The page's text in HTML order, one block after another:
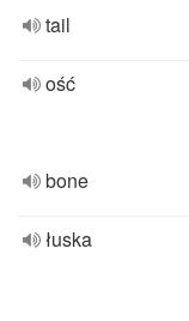
tail
ość
bone
łuska